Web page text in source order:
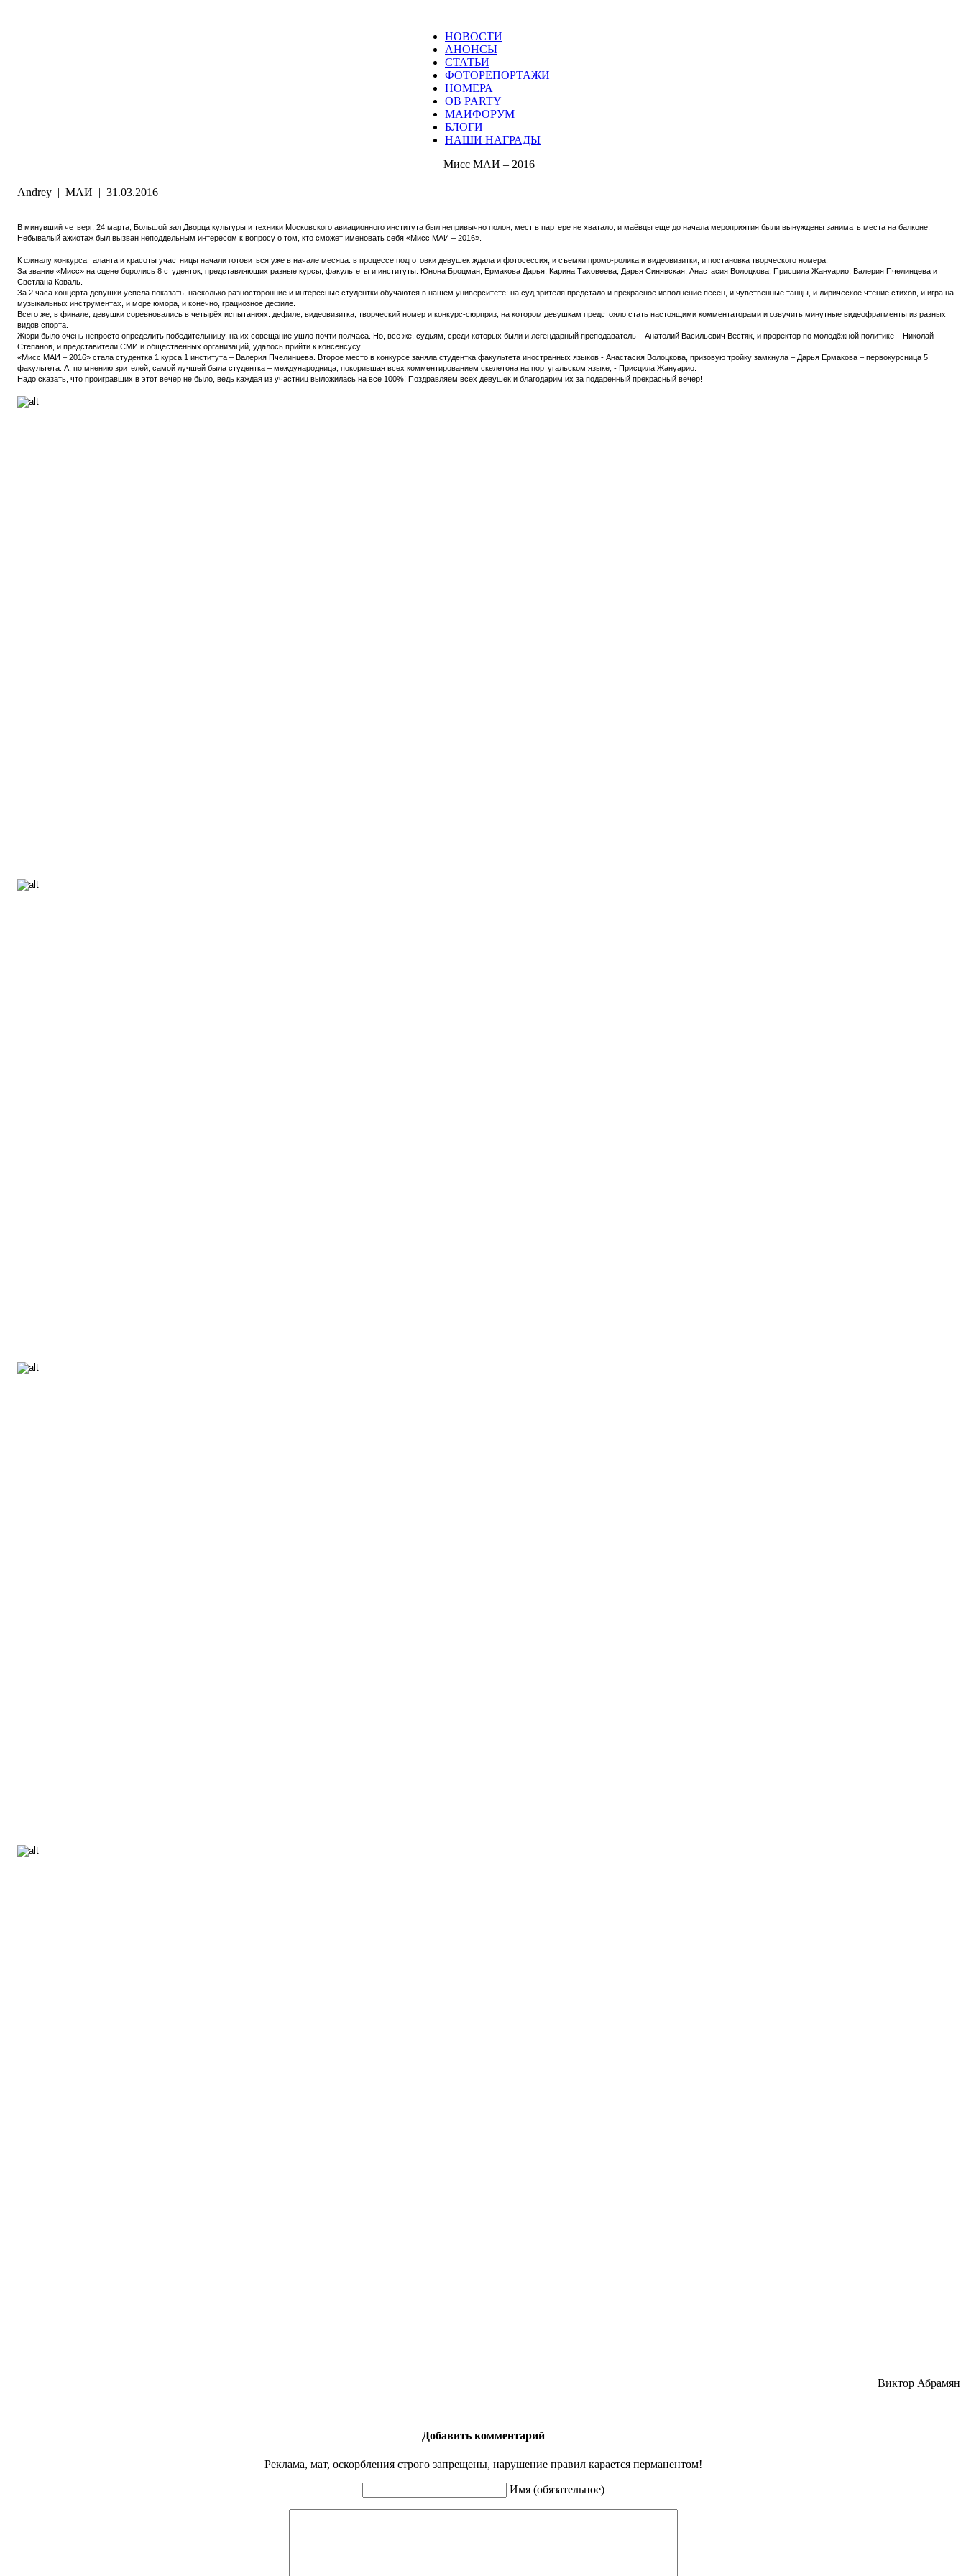
НОВОСТИ
АНОНСЫ
СТАТЬИ
ФОТОРЕПОРТАЖИ
НОМЕРА
ОВ PARTY
МАИФОРУМ
БЛОГИ
НАШИ НАГРАДЫ
Мисс МАИ – 2016
Andrey | МАИ | 31.03.2016
В минувший четверг, 24 марта, Большой зал Дворца культуры и техники Московского авиационного института был непривычно полон, мест в партере не хватало, и маёвцы еще до начала мероприятия были вынуждены занимать места на балконе.
Небывалый ажиотаж был вызван неподдельным интересом к вопросу о том, кто сможет именовать себя «Мисс МАИ – 2016».
К финалу конкурса таланта и красоты участницы начали готовиться уже в начале месяца: в процессе подготовки девушек ждала и фотосессия, и съемки промо-ролика и видеовизитки, и постановка творческого номера.
За звание «Мисс» на сцене боролись 8 студенток, представляющих разные курсы, факультеты и институты: Юнона Броцман, Ермакова Дарья, Карина Таховеева, Дарья Синявская, Анастасия Волоцкова, Присцила Жануарио, Валерия Пчелинцева и
Светлана Коваль.
За 2 часа концерта девушки успела показать, насколько разносторонние и интересные студентки обучаются в нашем университете: на суд зрителя предстало и прекрасное исполнение песен, и чувственные танцы, и лирическое чтение стихов, и игра на
музыкальных инструментах, и море юмора, и конечно, грациозное дефиле.
Всего же, в финале, девушки соревновались в четырёх испытаниях: дефиле, видеовизитка, творческий номер и конкурс-сюрприз, на котором девушкам предстояло стать настоящими комментаторами и озвучить минутные видеофрагменты из разных
видов спорта.
Жюри было очень непросто определить победительницу, на их совещание ушло почти полчаса. Но, все же, судьям, среди которых были и легендарный преподаватель – Анатолий Васильевич Вестяк, и проректор по молодёжной политике – Николай
Степанов, и представители СМИ и общественных организаций, удалось прийти к консенсусу.
«Мисс МАИ – 2016» стала студентка 1 курса 1 института – Валерия Пчелинцева. Второе место в конкурсе заняла студентка факультета иностранных языков - Анастасия Волоцкова, призовую тройку замкнула – Дарья Ермакова – первокурсница 5
факультета. А, по мнению зрителей, самой лучшей была студентка – международница, покорившая всех комментированием скелетона на португальском языке, - Присцила Жануарио.
Надо сказать, что проигравших в этот вечер не было, ведь каждая из участниц выложилась на все 100%! Поздравляем всех девушек и благодарим их за подаренный прекрасный вечер!
Виктор Абрамян
Добавить комментарий
Реклама, мат, оскорбления строго запрещены, нарушение правил карается перманентом!
Имя (обязательное)